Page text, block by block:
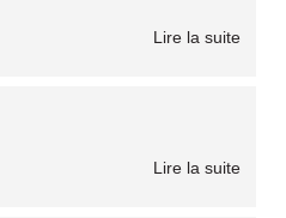
Lire la suite
Lire la suite